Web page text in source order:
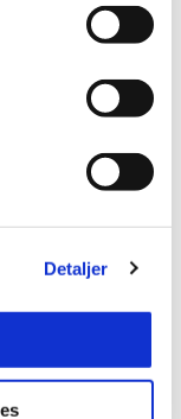
Detaljer
par årene.
Jones leid